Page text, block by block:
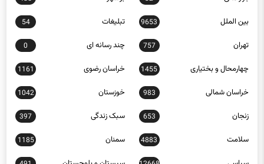
بازار مالی 32 بوشهر 485
بین الملل 9653 تبلیغات 54
تهران 757 چند رسانه ای 0
چهارمحال و بختیاری 1455 خراسان رضوی 1161
خراسان شمالی 983 خوزستان 1042
زنجان 653 سبک زندگی 397
سلامت 4883 سمنان 1185